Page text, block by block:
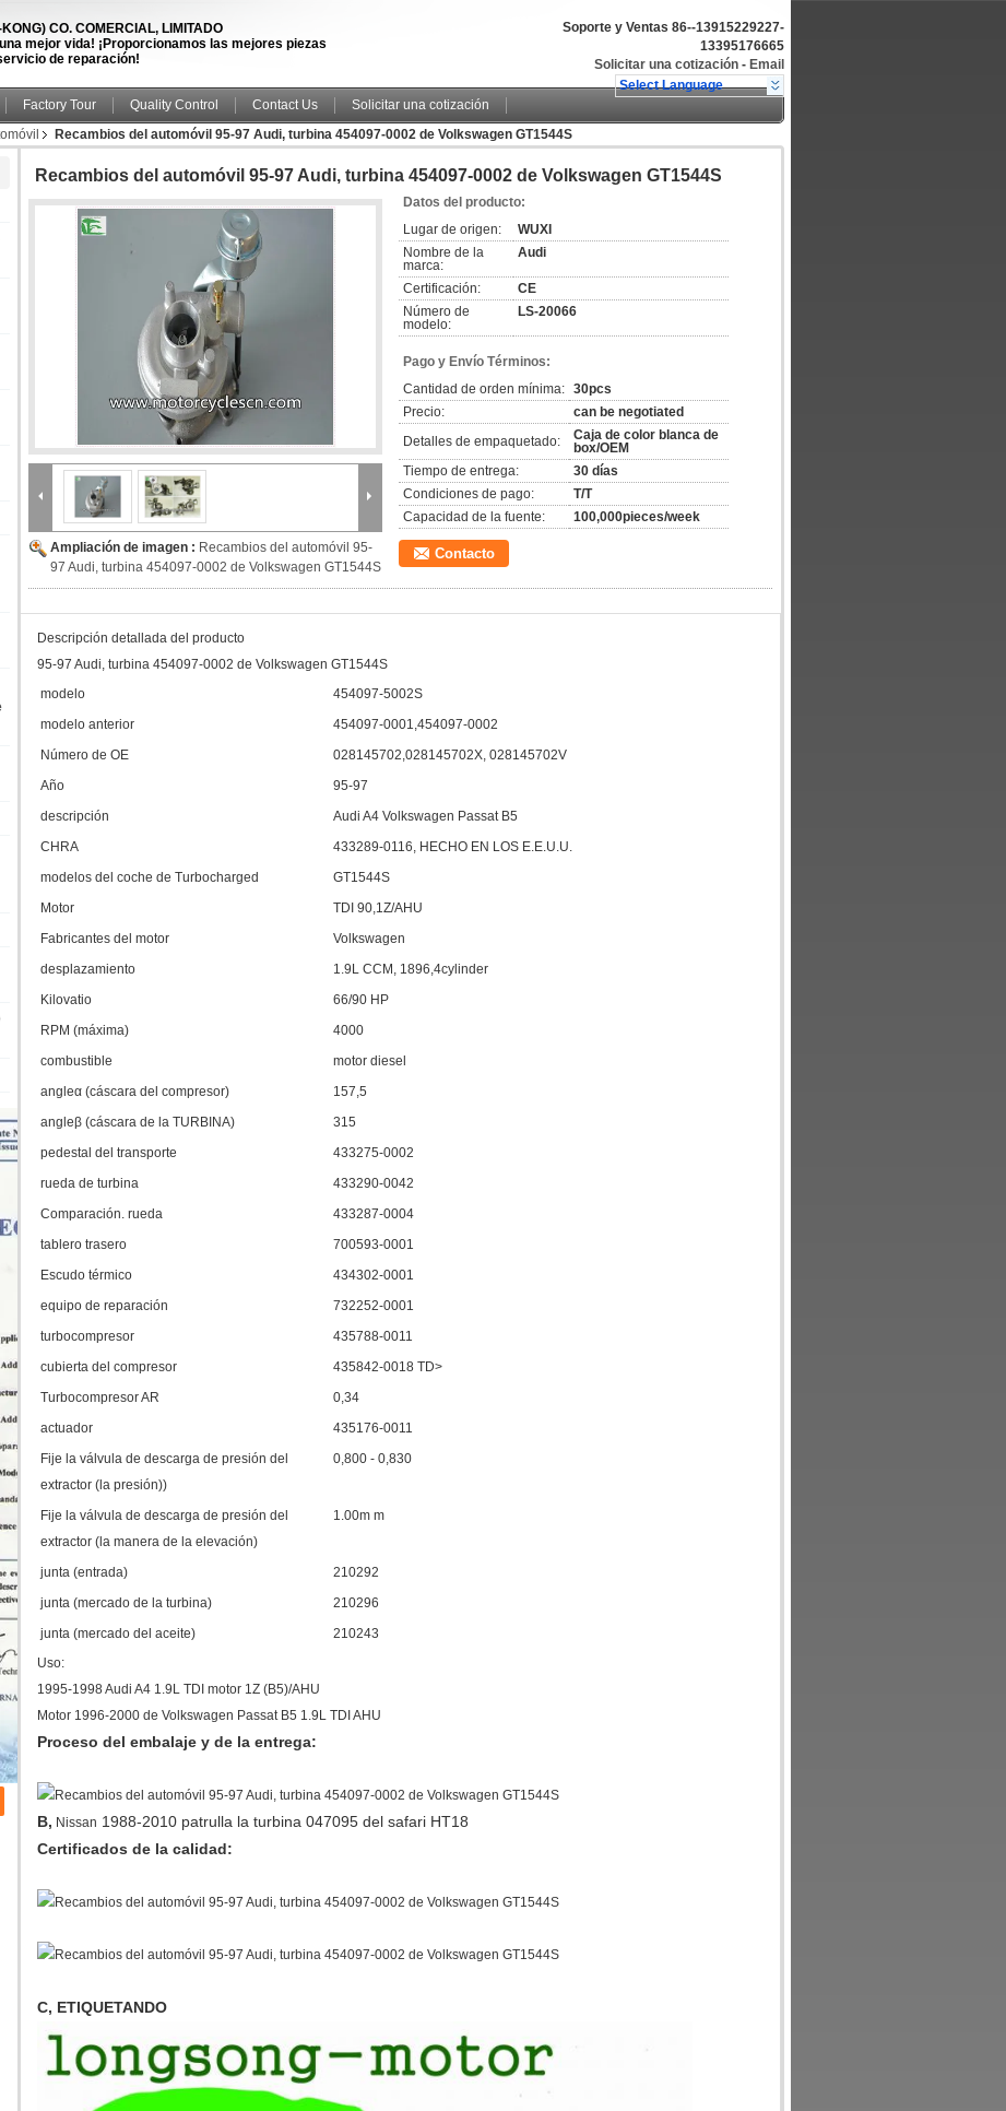
CO. COMERCIAL, LIMITADO
mejor vida! ¡Proporcionamos las mejores piezas
de reparación!
Soporte y Ventas 86--13915229227-
13395176665
Solicitar una cotización - Email
Select Language
Factory Tour Quality Control Contact Us
Solicitar una cotización
Recambios del automóvil 95-97 Audi, turbina 454097-0002 de Volkswagen GT1544S
Recambios del automóvil 95-97 Audi, turbina 454097-0002 de Volkswagen GT1544S
Ampliación de imagen : Recambios del automóvil 95-
97 Audi, turbina 454097-0002 de Volkswagen GT1544S
Datos del producto:
Lugar de origen:
WUXI
Nombre de la
marca:
Audi
Certificación:
CE
Número de
modelo:
LS-20066
Pago y Envío Términos:
Cantidad de orden mínima: 30pcs
Precio:
can be negotiated
Detalles de empaquetado:
Caja de color blanca de
box/OEM
Tiempo de entrega:
30 días
Condiciones de pago:
T/T
Capacidad de la fuente:
100,000pieces/week
Contacto
Descripción detallada del producto
95-97 Audi, turbina 454097-0002 de Volkswagen GT1544S
modelo
454097-5002S
modelo anterior
454097-0001,454097-0002
Número de OE
028145702,028145702X, 028145702V
Año
95-97
descripción
Audi A4 Volkswagen Passat B5
CHRA
433289-0116, HECHO EN LOS E.E.U.U.
modelos del coche de Turbocharged
GT1544S
Motor
TDI 90,1Z/AHU
Fabricantes del motor
Volkswagen
desplazamiento
1.9L CCM, 1896,4cylinder
Kilovatio
66/90 HP
RPM (máxima)
4000
combustible
motor diesel
angleα (cáscara del compresor)
157,5
angleβ (cáscara de la TURBINA)
315
pedestal del transporte
433275-0002
rueda de turbina
433290-0042
Comparación. rueda
433287-0004
tablero trasero
700593-0001
Escudo térmico
434302-0001
equipo de reparación
732252-0001
turbocompresor
435788-0011
cubierta del compresor
435842-0018 TD>
Turbocompresor AR
0,34
actuador
435176-0011
Fije la válvula de descarga de presión del
extractor (la presión))
0,800 - 0,830
Fije la válvula de descarga de presión del
extractor (la manera de la elevación)
1.00m m
junta (entrada)
210292
junta (mercado de la turbina)
210296
junta (mercado del aceite)
210243
Uso:
1995-1998 Audi A4 1.9L TDI motor 1Z (B5)/AHU
Motor 1996-2000 de Volkswagen Passat B5 1.9L TDI AHU
Proceso del embalaje y de la entrega:
B, Nissan 1988-2010 patrulla la turbina 047095 del safari HT18
Certificados de la calidad:
C, ETIQUETANDO